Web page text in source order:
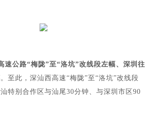
速公路“梅陇”至“洛坑”改线段左幅、深圳往
。至此，深汕西高速“梅陇”至“洛坑”改线段
特别合作区与汕尾30分钟、与深圳市区90